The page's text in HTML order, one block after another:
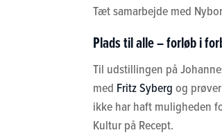
Tæt samarbejde med
Plads til alle – forløb i
Til udstillingen på
med Fritz Syberg og
ikke har haft muligheden
Kultur på Recept.